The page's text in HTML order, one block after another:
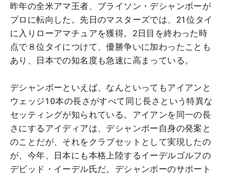
昨年の全米アマ王者、ブライソン・デシャンボーが
プロに転向した。先日のマスターズでは、21位タイ
に入りローアマチュアを獲得。2日目を終わった時
点で８位タイにつけて、優勝争いに加わったことも
あり、日本での知名度も急速に高まっている。
デシャンボーといえば、なんといってもアイアンと
ウェッジ10本の長さがすべて同じ長さという特異な
セッティングが知られている。アイアンを同一の長
さにするアイディアは、デシャンボー自身の発案と
のことだが、それをクラブセットとして実現したの
が、今年、日本にも本格上陸するイーデルゴルフの
デビッド・イーデル氏だ。デシャンボーのサポート